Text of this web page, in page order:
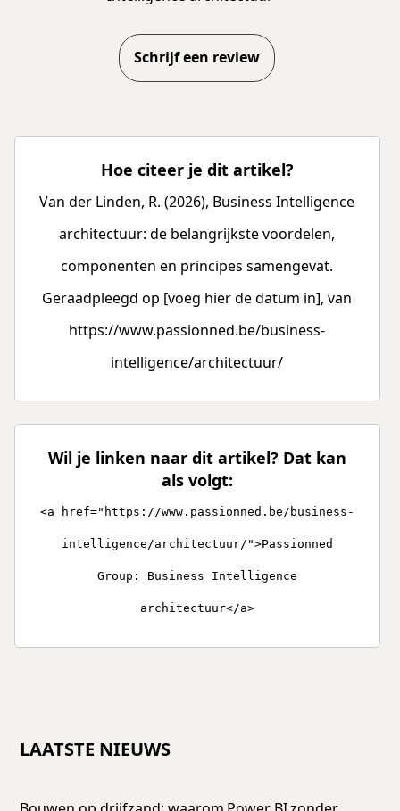
Schrijf een review
Hoe citeer je dit artikel?
Van der Linden, R. (2026), Business Intelligence
architectuur: de belangrijkste voordelen,
componenten en principes samengevat.
Geraadpleegd op [voeg hier de datum in], van
https://www.passionned.be/business-
intelligence/architectuur/
Wil je linken naar dit artikel? Dat kan
als volgt:
<a href="https://www.passionned.be/business-
intelligence/architectuur/">Passionned
Group: Business Intelligence
architectuur</a>
LAATSTE NIEUWS